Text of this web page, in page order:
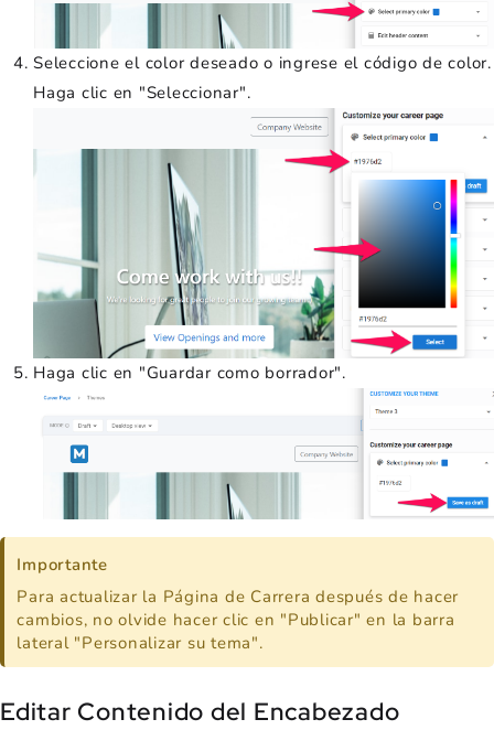
Seleccione el color deseado o ingrese el código de color.
Haga clic en "Seleccionar".
Haga clic en "Guardar como borrador".
Importante
Para actualizar la Página de Carrera después de hacer
cambios, no olvide hacer clic en "Publicar" en la barra
lateral "Personalizar su tema".
Editar Contenido del Encabezado